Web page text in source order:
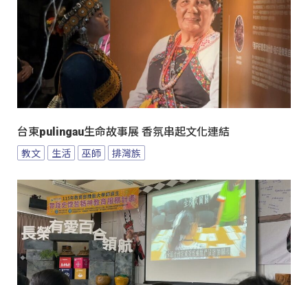
台東pulingau生命故事展 香氛串起文化連結
教文 生活 巫師 排灣族